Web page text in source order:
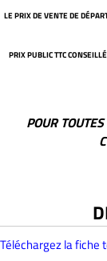
LE PRIX DE VENTE DE
PRIX PUBLIC TTC
POUR
Téléchargez la fiche